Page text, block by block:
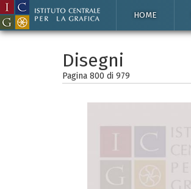
HOME
Disegni
Pagina 800 di 979